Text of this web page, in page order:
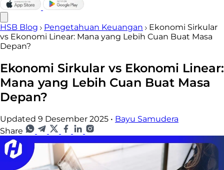
HSB Blog Pengetahuan Keuangan
Ekonomi Sirkular
vs Ekonomi Linear: Mana yang Lebih Cuan Buat Masa
Depan?
Ekonomi Sirkular vs Ekonomi Linear:
Mana yang Lebih Cuan Buat Masa
Depan?
Updated 9 Desember 2025 • Bayu Samudera
Share